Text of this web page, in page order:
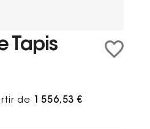
Tapis
de 1 556,53 €